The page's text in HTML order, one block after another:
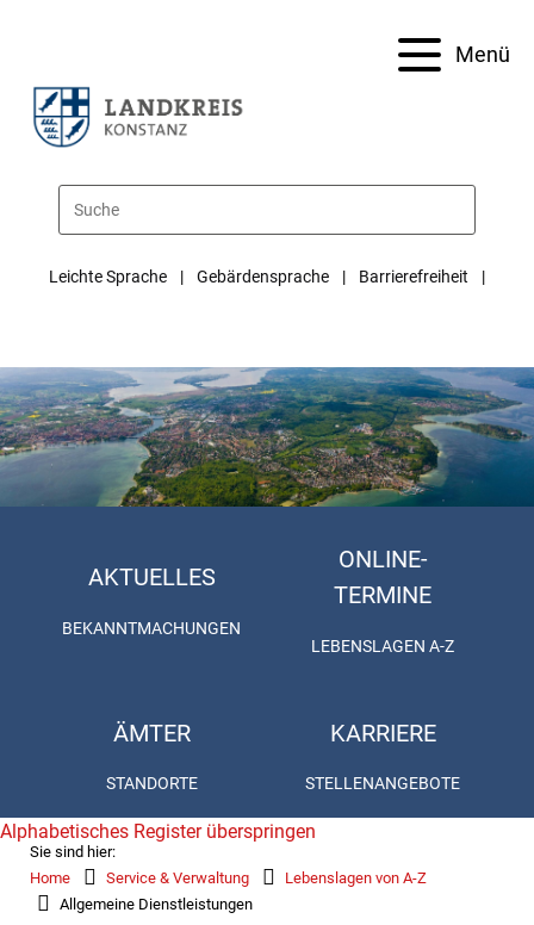
Menü
Leichte Sprache Gebärdensprache Barrierefreiheit
AKTUELLES
BEKANNTMACHUNGEN
ONLINE-
TERMINE
LEBENSLAGEN A-Z
ÄMTER
STANDORTE
KARRIERE
STELLENANGEBOTE
Sie sind hier:
Home
Service & Verwaltung
Lebenslagen von A-Z
Allgemeine Dienstleistungen
Alphabetisches Register überspringen